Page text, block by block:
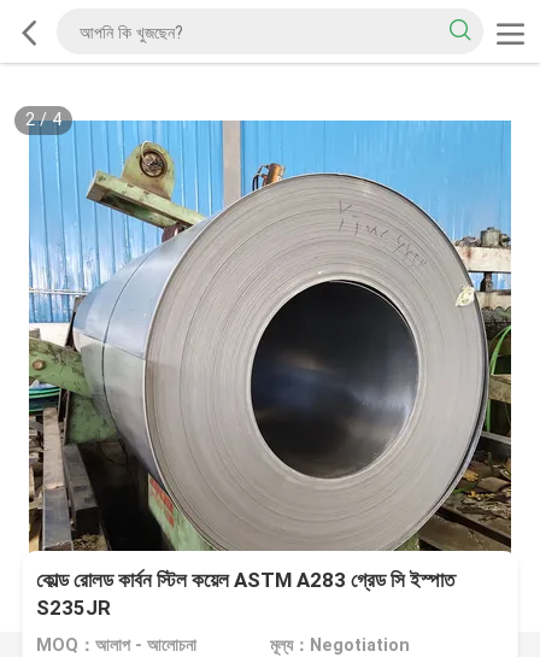
2/4
কোল্ড রোলড কার্বন স্টিল কয়েল ASTM A283 গ্রেড সি ইস্পাত
S235JR
MOQ：আলাপ - আলোচনা মূল্য：Negotiation